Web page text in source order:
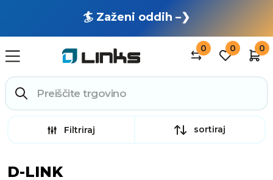
🏄 Zaženi oddih –❯
0 0 0
Filtriraj sortiraj
D-LINK